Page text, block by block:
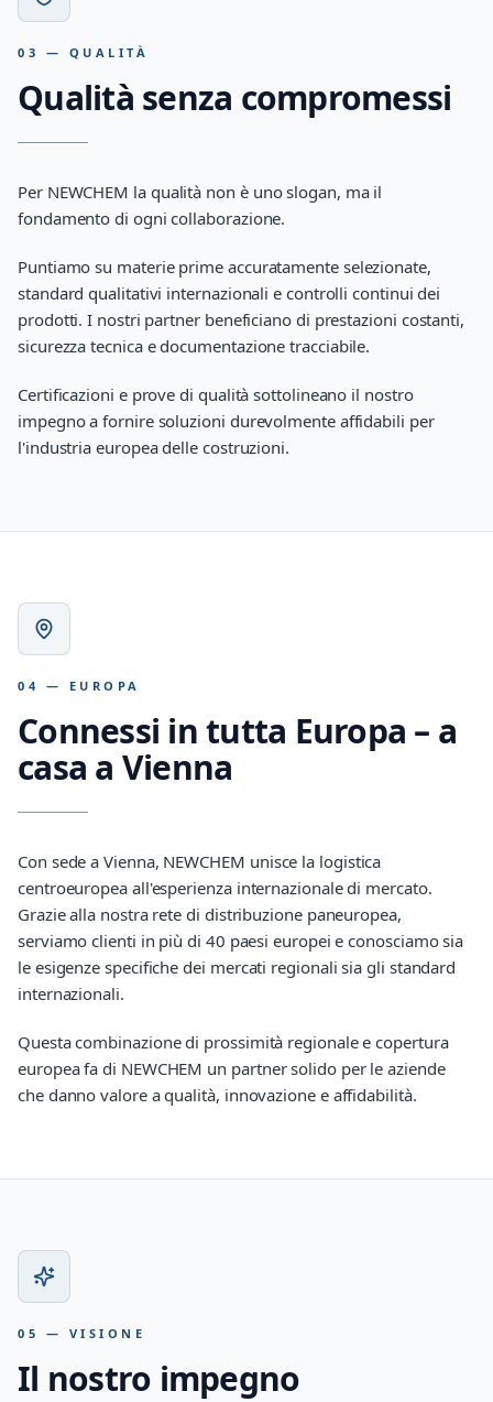
03 — QUALITÀ
Qualità senza compromessi
Per NEWCHEM la qualità non è uno slogan, ma il
fondamento di ogni collaborazione.
Puntiamo su materie prime accuratamente selezionate,
standard qualitativi internazionali e controlli continui dei
prodotti. I nostri partner beneficiano di prestazioni costanti,
sicurezza tecnica e documentazione tracciabile.
Certificazioni e prove di qualità sottolineano il nostro
impegno a fornire soluzioni durevolmente affidabili per
l'industria europea delle costruzioni.
04 — EUROPA
Connessi in tutta Europa – a
casa a Vienna
Con sede a Vienna, NEWCHEM unisce la logistica
centroeuropea all'esperienza internazionale di mercato.
Grazie alla nostra rete di distribuzione paneuropea,
serviamo clienti in più di 40 paesi europei e conosciamo sia
le esigenze specifiche dei mercati regionali sia gli standard
internazionali.
Questa combinazione di prossimità regionale e copertura
europea fa di NEWCHEM un partner solido per le aziende
che danno valore a qualità, innovazione e affidabilità.
05 — VISIONE
Il nostro impegno